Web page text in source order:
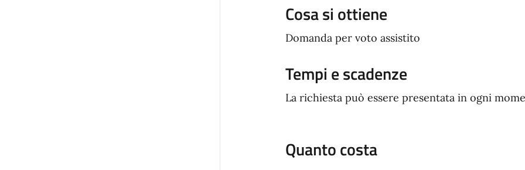
Cosa si ottiene
Domanda per voto assistito
Tempi e scadenze
La richiesta può essere presentata in ogni
Quanto costa